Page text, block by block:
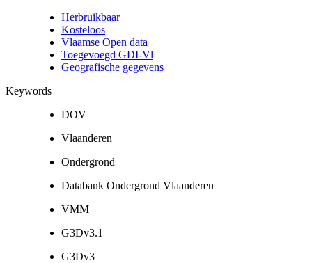
Herbruikbaar
Kosteloos
Vlaamse Open data
Toegevoegd GDI-Vl
Geografische gegevens
Keywords
DOV
Vlaanderen
Ondergrond
Databank Ondergrond Vlaanderen
VMM
G3Dv3.1
G3Dv3